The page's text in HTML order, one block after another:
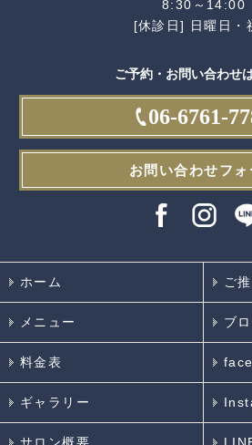
8:30～14:00
[休診日] 日曜日・
ご予約・お問い合わせ
06-6761-
お問い合わせフォ
ホーム ご
メニュー ブ
料金表
ギャラリー
サロン概要